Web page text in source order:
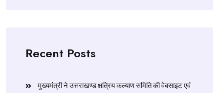
Recent Posts
मुख्यमंत्री ने उत्तराखण्ड क्षत्रिय कल्याण समिति की वेबसाइट एवं